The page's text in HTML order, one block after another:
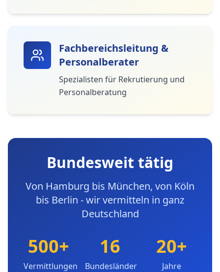
Fachbereichsleitung &
Personalberater
Spezialisten für Rekrutierung und
Personalberatung
Bundesweit tätig
Von Hamburg bis München, von Köln
bis Berlin - wir vermitteln in ganz
Deutschland
500+
Vermittlungen
16
Bundesländer
20+
Jahre